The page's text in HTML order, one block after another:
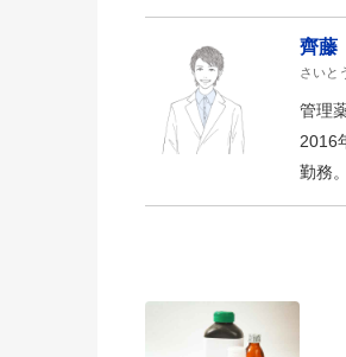
齊
さいと
管理
2016
勤務